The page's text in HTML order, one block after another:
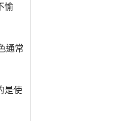
愉
通常
是使